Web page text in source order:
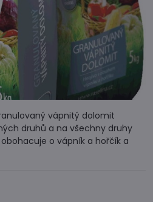
vápnitý dolomit
druhů a na všechny druhy
o vápník a hořčík a